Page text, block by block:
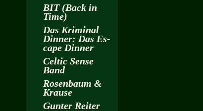
BIT (Back in
Time)
Das Kri­mi­nal
Din­ner: Das Es­
cape Din­ner
Cel­tic Sense
Band
Ro­sen­baum &
Krau­se
Gun­ter Rei­ter